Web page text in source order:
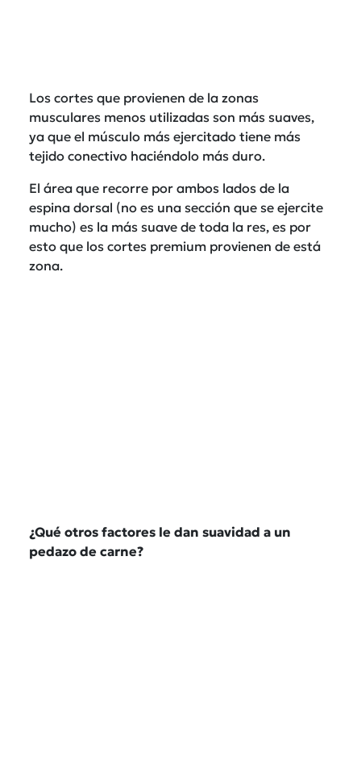
Los cortes que provienen de la zonas
musculares menos utilizadas son más suaves,
ya que el músculo más ejercitado tiene más
tejido conectivo haciéndolo más duro.
El área que recorre por ambos lados de la
espina dorsal (no es una sección que se ejercite
mucho) es la más suave de toda la res, es por
esto que los cortes premium provienen de está
zona.
¿Qué otros factores le dan suavidad a un
pedazo de carne?